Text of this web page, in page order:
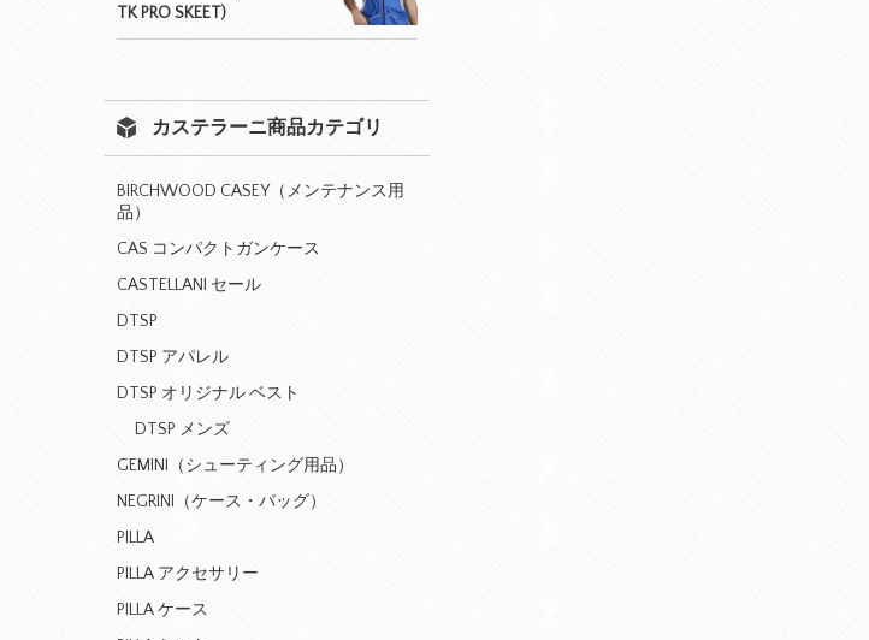
TK PRO SKEET)
カステラーニ商品カテゴリ
BIRCHWOOD CASEY（メンテナンス用
品）
CAS コンパクトガンケース
CASTELLANI セール
DTSP
DTSP アパレル
DTSP オリジナル ベスト
DTSP メンズ
GEMINI（シューティング用品）
NEGRINI（ケース・バッグ）
PILLA
PILLA アクセサリー
PILLA ケース